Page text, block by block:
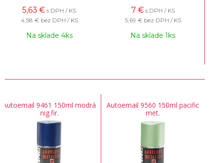
5,63 € s DPH / KS
4,58 € bez DPH / KS
Na sklade 4ks
7 € s DPH / KS
5,69 € bez DPH / KS
Na sklade 1ks
Autoemail 9461 150ml modrá
nig.fir.
Autoemail 9560 150ml pacific
met.